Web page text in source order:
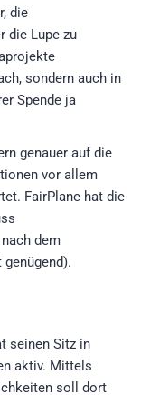
die
die Lupe zu
sondern auch in
Spende ja
genauer auf die
vor allem
FairPlane hat die
dem
seinen Sitz in
aktiv. Mittels
soll dort